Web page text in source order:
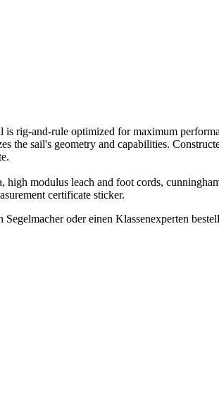
is rig-and-rule optimized for maximum
the sail's geometry and capabilities.
modulus leach and foot cords,
certificate sticker.
oder einen Klassenexperten